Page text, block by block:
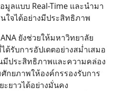
มูลแบบ Real-Time และนำมา
ใจได้อย่างมีประสิทธิภาพ
ยังช่วยให้มหาวิทยาลัย
ด้รับการอัปเดตอย่างสม่ำเสมอ
มีประสิทธิภาพและความคล่อง
กยภาพให้องค์กรรองรับการ
ยาวได้อย่างมั่นคง